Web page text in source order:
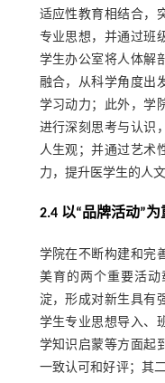
适应性教育相结合，
专业思想，并通过班
学生办公室将人体解
融合，从科学角度出
学习动力；此外，学
进行深刻思考与认识
人生观；并通过艺术
力，提升医学生的人
2.4 以“品牌活动”
学院在不断构建和完
美育的两个重要活
淀，形成对新生具有
学生专业思想导入、
学知识启蒙等方面起
一致认可和好评；其